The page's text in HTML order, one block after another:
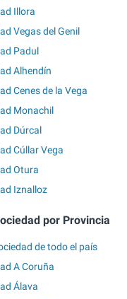
Illora
Vegas del Genil
Padul
Alhendín
Cenes de la Vega
Monachil
Dúrcal
Cúllar Vega
Otura
Iznalloz
por Provincia
de todo el país
A Coruña
Álava